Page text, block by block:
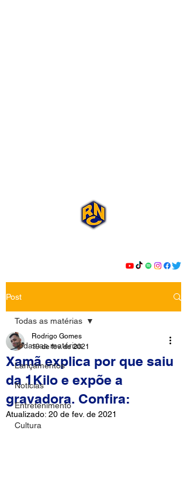
Post
Todas as matérias
Lançamentos
Notícias
Entretenimento
Cultura
Todas as matérias
Xamã explica por que saiu
da 1Kilo e expõe a
gravadora. Confira:
Rodrigo Gomes
19 de fev. de 2021
Atualizado: 20 de fev. de 2021